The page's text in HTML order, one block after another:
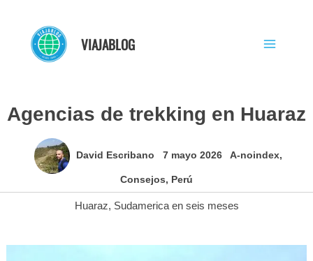
contenido
VIAJABLOG
Agencias de trekking en Huaraz
David Escribano 7 mayo 2026 A-noindex,
Consejos, Perú
Huaraz, Sudamerica en seis meses